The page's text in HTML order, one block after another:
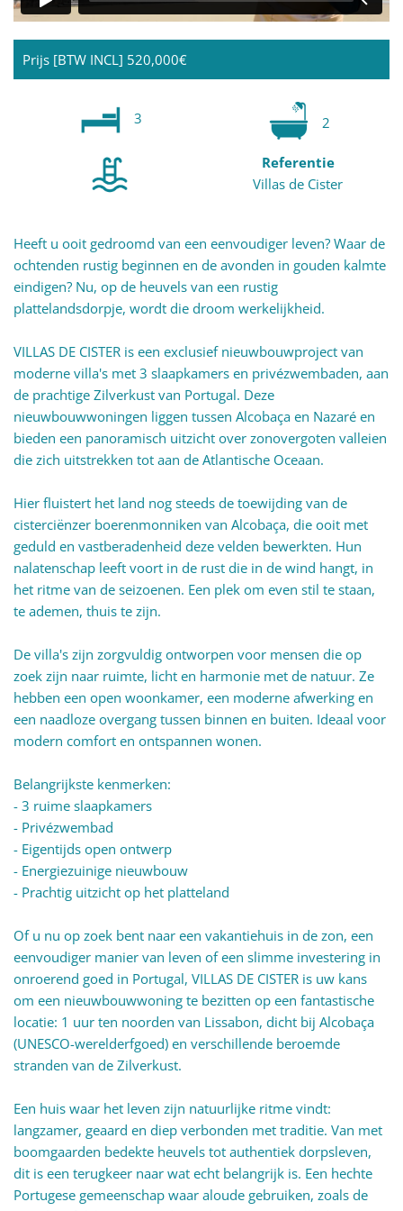
Prijs [BTW INCL] 520,000€
3 2
Referentie
Villas de Cister
Heeft u ooit gedroomd van een eenvoudiger leven? Waar de
ochtenden rustig beginnen en de avonden in gouden kalmte
eindigen? Nu, op de heuvels van een rustig
plattelandsdorpje, wordt die droom werkelijkheid.
VILLAS DE CISTER is een exclusief nieuwbouwproject van
moderne villa's met 3 slaapkamers en privézwembaden, aan
de prachtige Zilverkust van Portugal. Deze
nieuwbouwwoningen liggen tussen Alcobaça en Nazaré en
bieden een panoramisch uitzicht over zonovergoten valleien
die zich uitstrekken tot aan de Atlantische Oceaan.
Hier fluistert het land nog steeds de toewijding van de
cisterciënzer boerenmonniken van Alcobaça, die ooit met
geduld en vastberadenheid deze velden bewerkten. Hun
nalatenschap leeft voort in de rust die in de wind hangt, in
het ritme van de seizoenen. Een plek om even stil te staan,
te ademen, thuis te zijn.
De villa's zijn zorgvuldig ontworpen voor mensen die op
zoek zijn naar ruimte, licht en harmonie met de natuur. Ze
hebben een open woonkamer, een moderne afwerking en
een naadloze overgang tussen binnen en buiten. Ideaal voor
modern comfort en ontspannen wonen.
Belangrijkste kenmerken:
- 3 ruime slaapkamers
- Privézwembad
- Eigentijds open ontwerp
- Energiezuinige nieuwbouw
- Prachtig uitzicht op het platteland
Of u nu op zoek bent naar een vakantiehuis in de zon, een
eenvoudiger manier van leven of een slimme investering in
onroerend goed in Portugal, VILLAS DE CISTER is uw kans
om een nieuwbouwwoning te bezitten op een fantastische
locatie: 1 uur ten noorden van Lissabon, dicht bij Alcobaça
(UNESCO-werelderfgoed) en verschillende beroemde
stranden van de Zilverkust.
Een huis waar het leven zijn natuurlijke ritme vindt:
langzamer, geaard en diep verbonden met traditie. Van met
boomgaarden bedekte heuvels tot authentiek dorpsleven,
dit is een terugkeer naar wat echt belangrijk is. Een hechte
Portugese gemeenschap waar aloude gebruiken, zoals de